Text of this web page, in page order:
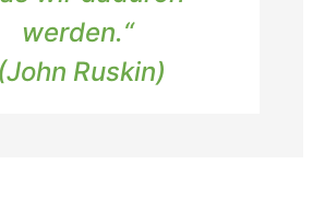
werden.“
(John Ruskin)